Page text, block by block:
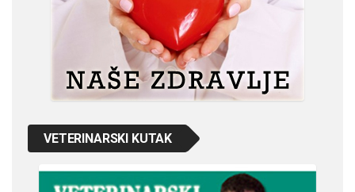
VETERINARSKI KUTAK